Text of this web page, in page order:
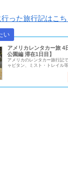
った旅行記はこち
アメリカレンタカー旅 4
公園編 滞在1日目】
アメリカのレンタカー旅行記
ャピタン、ミスト・トレイル